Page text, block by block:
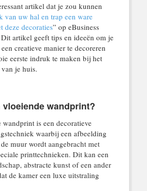
artikel dat je zou kunnen
van uw hal en trap een ware
deze decoraties” op eBusiness
artikel geeft tips en ideeën om je
creatieve manier te decoreren
eerste indruk te maken bij het
je huis.
vloeiende wandprint?
wandprint is een decoratieve
waarbij een afbeelding
muur wordt aangebracht met
printtechnieken. Dit kan een
abstracte kunst of een ander
de kamer een luxe uitstraling